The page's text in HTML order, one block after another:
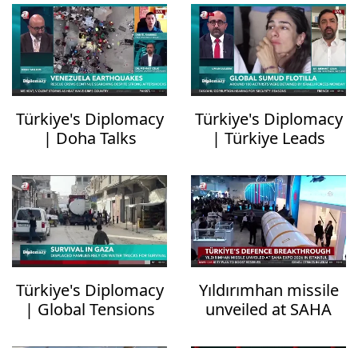
Türkiye's Diplomacy
| Doha Talks
Türkiye's Diplomacy
| Türkiye Leads
Flotilla Attack
Türkiye's Diplomacy
| Global Tensions
Yıldırımhan missile
unveiled at SAHA